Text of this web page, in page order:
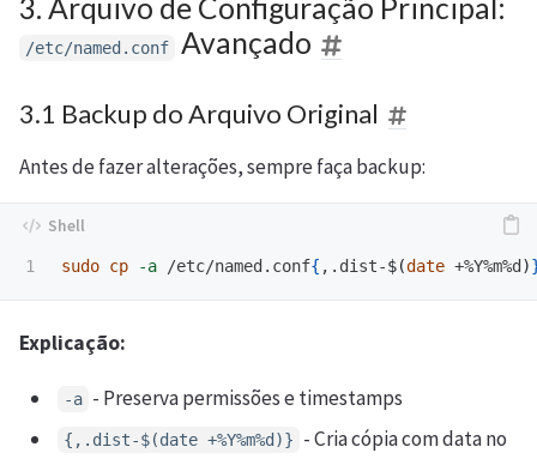
3. Arquivo de Configuração Principal:
/etc/named.conf Avançado
3.1 Backup do Arquivo Original
Antes de fazer alterações, sempre faça backup:
sudo cp -a /etc/named.conf{ ,.dist-$(date +%Y%m%d )
Explicação:
-a - Preserva permissões e timestamps
{,.dist-$(date +%Y%m%d)}
- Cria cópia com data no